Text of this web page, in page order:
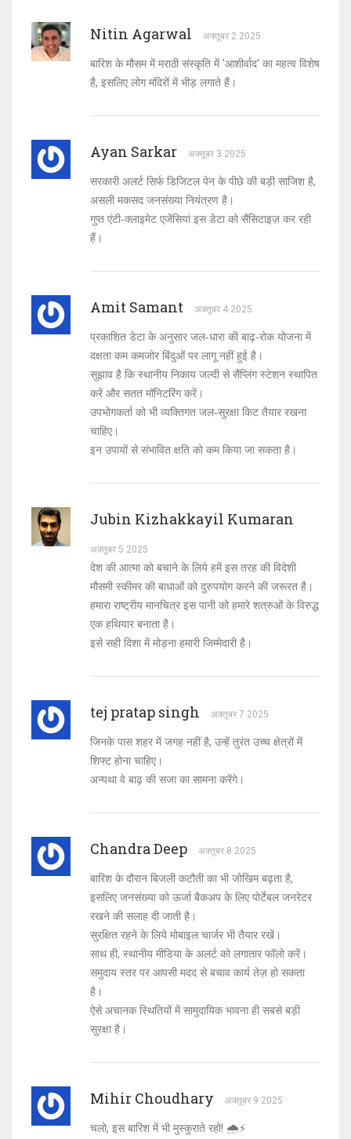
Nitin Agarwal अक्तूबर 2 2025
बारिश के मौसम में मराठी संस्कृति में 'आशीर्वाद' का महत्व विशेष
है, इसलिए लोग मंदिरों में भीड़ लगाते हैं।
Ayan Sarkar अक्तूबर 3 2025
सरकारी अलर्ट सिर्फ डिजिटल पेन के पीछे की बड़ी साजिश है,
असली मकसद जनसंख्या नियंत्रण है।
गुप्त एंटी‑क्लाइमेट एजेंसियां इस डेटा को सैंसिटाइज़ कर रही
हैं।
Amit Samant अक्तूबर 4 2025
प्रकाशित डेटा के अनुसार जल‑धारा की बाढ़‑रोक योजना में
दक्षता कम कमजोर बिंदुओं पर लागू नहीं हुई है।
सुझाव है कि स्थानीय निकाय जल्दी से सैंप्लिंग स्टेशन स्थापित
करें और सतत मॉनिटरिंग करें।
उपभोगकर्ता को भी व्यक्तिगत जल‑सुरक्षा किट तैयार रखना
चाहिए।
इन उपायों से संभावित क्षति को कम किया जा सकता है।
Jubin Kizhakkayil Kumaran
अक्तूबर 5 2025
देश की आत्मा को बचाने के लिये हमें इस तरह की विदेशी
मौसमी स्कीमर की बाधाओं को दुरुपयोग करने की जरूरत है।
हमारा राष्ट्रीय मानचित्र इस पानी को हमारे शत्रुओं के विरुद्ध
एक हथियार बनाता है।
इसे सही दिशा में मोड़ना हमारी जिम्मेदारी है।
tej pratap singh अक्तूबर 7 2025
जिनके पास शहर में जगह नहीं है, उन्हें तुरंत उच्च क्षेत्रों में
शिफ्ट होना चाहिए।
अन्यथा वे बाढ़ की सजा का सामना करेंगे।
Chandra Deep अक्तूबर 8 2025
बारिश के दौरान बिजली कटौती का भी जोखिम बढ़ता है,
इसलिए जनसंख्या को ऊर्जा बैकअप के लिए पोर्टेबल जनरेटर
रखने की सलाह दी जाती है।
सुरक्षित रहने के लिये मोबाइल चार्जर भी तैयार रखें।
साथ ही, स्थानीय मीडिया के अलर्ट को लगातार फॉलो करें।
समुदाय स्तर पर आपसी मदद से बचाव कार्य तेज़ हो सकता
है।
ऐसे अचानक स्थितियों में सामुदायिक भावना ही सबसे बड़ी
सुरक्षा है।
Mihir Choudhary अक्तूबर 9 2025
चलो, इस बारिश में भी मुस्कुराते रहो! 🌧️⚡️